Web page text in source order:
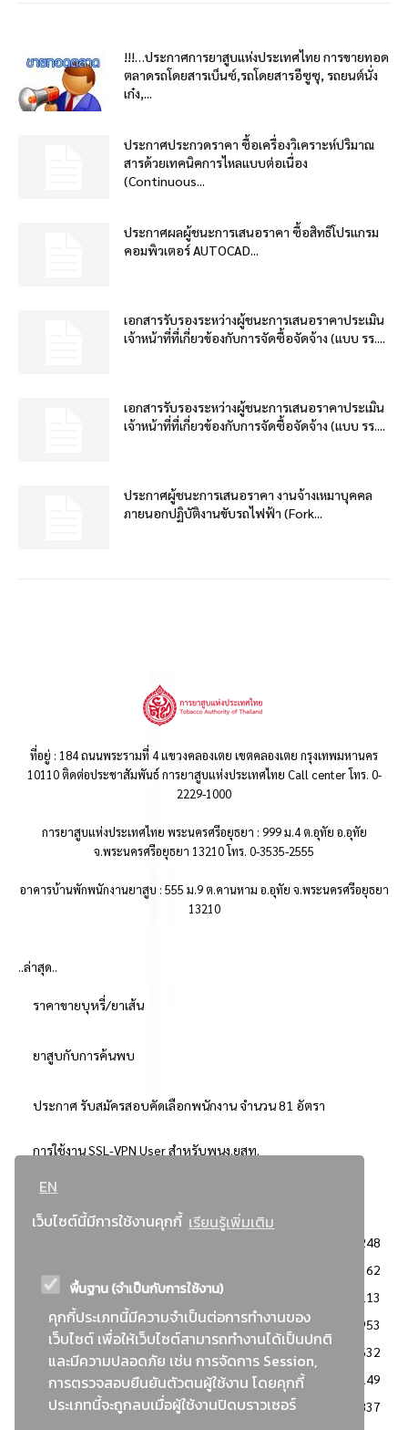
EN
เว็บไซต์นี้มีการใช้งานคุกกี้ เรียนรู้เพิ่มเติม
พื้นฐาน (จำเป็นกับการใช้งาน)
คุกกี้ประเภทนี้มีความจำเป็นต่อการทำงานของ
เว็บไซต์ เพื่อให้เว็บไซต์สามารถทำงานได้เป็นปกติ
และมีความปลอดภัย เช่น การจัดการ Session,
การตรวจสอบยืนยันตัวตนผู้ใช้งาน โดยคุกกี้
ประเภทนี้จะถูกลบเมื่อผู้ใช้งานปิดบราวเซอร์
!!!…ประกาศการยาสูบแห่งประเทศไทย การขายทอด
ตลาดรถโดยสารเบ็นซ์,รถโดยสารอีซูซุ, รถยนต์นั่ง
เก๋ง,...
ประกาศประกวดราคา ซื้อเครื่องวิเคราะห์ปริมาณ
สารด้วยเทคนิคการไหลแบบต่อเนื่อง
(Continuous...
ประกาศผลผู้ชนะการเสนอราคา ซื้อสิทธิโปรแกรม
คอมพิวเตอร์ AUTOCAD...
เอกสารรับรองระหว่างผู้ชนะการเสนอราคาประเมิน
เจ้าหน้าที่ที่เกี่ยวข้องกับการจัดซื้อจัดจ้าง (แบบ รร....
เอกสารรับรองระหว่างผู้ชนะการเสนอราคาประเมิน
เจ้าหน้าที่ที่เกี่ยวข้องกับการจัดซื้อจัดจ้าง (แบบ รร....
ประกาศผู้ชนะการเสนอราคา งานจ้างเหมาบุคคล
ภายนอกปฏิบัติงานขับรถไฟฟ้า (Fork...
ที่อยู่ : 184 ถนนพระรามที่ 4 แขวงคลองเตย เขตคลองเตย กรุงเทพมหานคร
10110 ติดต่อประชาสัมพันธ์ การยาสูบแห่งประเทศไทย Call center โทร. 0-
2229-1000
การยาสูบแห่งประเทศไทย พระนครศรีอยุธยา : 999 ม.4 ต.อุทัย อ.อุทัย
จ.พระนครศรีอยุธยา 13210 โทร. 0-3535-2555
อาคารบ้านพักพนักงานยาสูบ : 555 ม.9 ต.คานหาม อ.อุทัย จ.พระนครศรีอยุธยา
13210
..ล่าสุด..
ราคาขายบุหรี่/ยาเส้น
ยาสูบกับการค้นพบ
ประกาศ รับสมัครสอบคัดเลือกพนักงาน จำนวน 81 อัตรา
การใช้งาน SSL-VPN User สำหรับพนง.ยสท.
..ยอดนิยม..
3248
2362
: วิธีเฉพาะเจาะจง
2113
ข่าวสาร/ประกาศ
1953
: เอกสารส่งเสริมความโปร่งใสในการจัดซื้อจัดจ้าง
1632
ข่าวสารจัดซื้อจัดจ้าง
1149
: แผนการจัดซื้อจัดจ้าง
837